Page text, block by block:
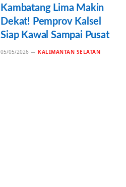
Kambatang Lima Makin
Dekat! Pemprov Kalsel
Siap Kawal Sampai Pusat
05/05/2026 KALIMANTAN SELATAN